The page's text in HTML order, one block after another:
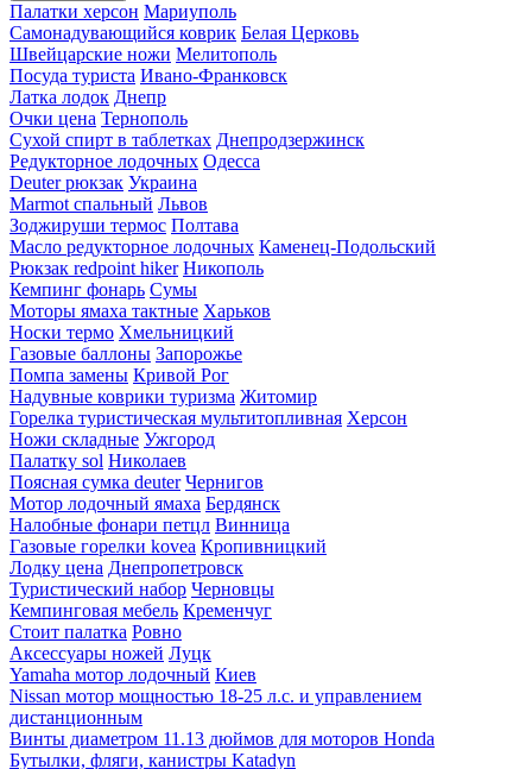
Палатки херсон Мариуполь
Самонадувающийся коврик Белая Церковь
Швейцарские ножи Мелитополь
Посуда туриста Ивано-Франковск
Латка лодок Днепр
Очки цена Тернополь
Сухой спирт в таблетках Днепродзержинск
Редукторное лодочных Одесса
Deuter рюкзак Украина
Marmot спальный Львов
Зоджируши термос Полтава
Масло редукторное лодочных Каменец-Подольский
Рюкзак redpoint hiker Никополь
Кемпинг фонарь Сумы
Моторы ямаха тактные Харьков
Носки термо Хмельницкий
Газовые баллоны Запорожье
Помпа замены Кривой Рог
Надувные коврики туризма Житомир
Горелка туристическая мультитопливная Херсон
Ножи складные Ужгород
Палатку sol Николаев
Поясная сумка deuter Чернигов
Мотор лодочный ямаха Бердянск
Налобные фонари петцл Винница
Газовые горелки kovea Кропивницкий
Лодку цена Днепропетровск
Туристический набор Черновцы
Кемпинговая мебель Кременчуг
Стоит палатка Ровно
Аксессуары ножей Луцк
Yamaha мотор лодочный Киев
Nissan мотор мощностью 18-25 л.с. и управлением
дистанционным
Винты диаметром 11.13 дюймов для моторов Honda
Бутылки, фляги, канистры Katadyn